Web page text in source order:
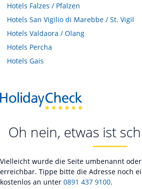
Hotels Falzes / Pfalzen
Hotels San Vigilio di Marebbe / St. Vigil
Hotels Valdaora / Olang
Hotels Percha
Hotels Gais
Oh nein, etwas ist
Vielleicht wurde die Seite umbenannt
erreichbar. Tippe bitte die Adresse noch
kostenlos an unter 0891 437 9100.